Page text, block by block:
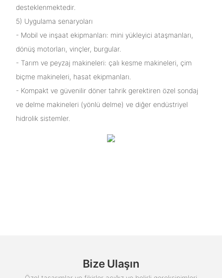
desteklenmektedir.
5) Uygulama senaryoları
- Mobil ve inşaat ekipmanları: mini yükleyici ataşmanları,
dönüş motorları, vinçler, burgular.
- Tarım ve peyzaj makineleri: çalı kesme makineleri, çim
biçme makineleri, hasat ekipmanları.
- Kompakt ve güvenilir döner tahrik gerektiren özel sondaj
ve delme makineleri (yönlü delme) ve diğer endüstriyel
hidrolik sistemler.
Bize Ulaşın